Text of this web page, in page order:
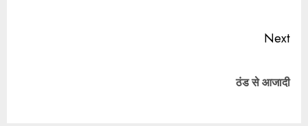
Next
ठंड से आजादी